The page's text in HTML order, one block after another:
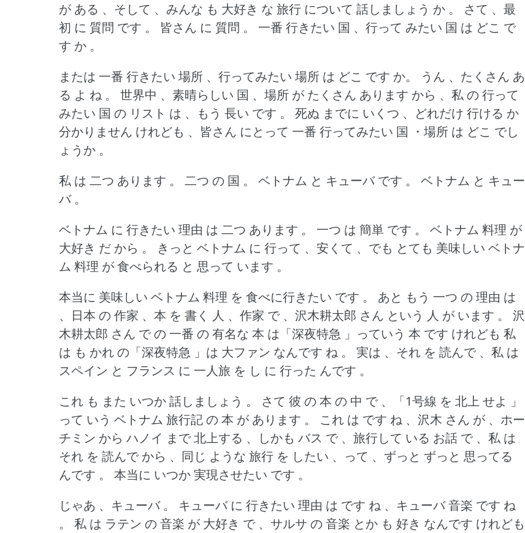
が ある 、そして 、みんな も 大好き な 旅行 について 話しましょう か 。
さて 、最
初 に 質問 です 。
皆さん に 質問 。
一番 行きたい 国 、行って みたい 国 は どこ で
す か 。
または 一番 行きたい 場所 、行ってみたい 場所 は どこ です か。
うん 、たくさん あ
る よ ね 。
世界中 、素晴らしい 国 、場所 が たくさん あります から 、私 の 行って
みたい 国 の リスト は 、もう 長い です 。
死ぬ までに いくつ 、どれだけ 行ける か
分かりません けれども 、皆さん にとって 一番 行ってみたい 国 ・場所 は どこ でし
ょうか 。
私 は 二つ あります 。
二つ の 国 。 ベトナム と キューバ です 。
ベトナム と キュー
バ 。
ベトナム に 行きたい 理由 は 二つ あります 。
一つ は 簡単 です 。
ベトナム 料理 が
大好き だ から 。
きっと ベトナム に 行って 、安くて 、でも とても 美味しい ベトナ
ム 料理 が 食べられる と 思って います 。
本当に 美味しい ベトナム 料理 を 食べに行きたい です 。
あと もう 一つ の 理由 は
、日本 の 作家 、本 を 書く 人 、作家 で 、沢木耕太郎 さん という 人 が います 。
沢
木耕太郎 さん で の 一番 の 有名な 本 は「深夜特急 」っていう 本 です けれども 私
は も かれ の「深夜特急 」は 大ファン なんです ね 。
実は 、それ を 読んで 、私 は
スペイン と フランス に 一人旅 を し に 行った んです 。
これ も また いつか 話しましょう 。
さて 彼 の 本 の 中 で 、「1号線 を 北上 せよ 」
って いう ベトナム 旅行記 の 本 が あります 。
これ は です ね 、沢木 さん が 、ホー
チミン から ハノイ まで 北上する 、しかも バス で 、旅行して いる お話 で 、私 は
それ を 読んで から 、同じ ような 旅行 を したい 、って 、ずっと ずっと 思ってる
んです 。
本当に いつか 実現させたい です 。
じゃあ 、キューバ 。
キューバ に 行きたい 理由 は です ね 、キューバ 音楽 です ね
。
私 は ラテン の 音楽 が 大好き で 、サルサ の 音楽 とか も 好き なんです けれども